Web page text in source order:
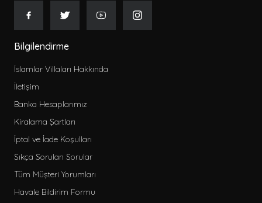
Bilgilendirme
İslamlar Villaları Hakkında
İletişim
Banka Hesaplarımız
Kiralama Şartları
İptal ve İade Koşulları
Sıkça Sorulan Sorular
Tüm Müşteri Yorumları
Havale Bildirim Formu